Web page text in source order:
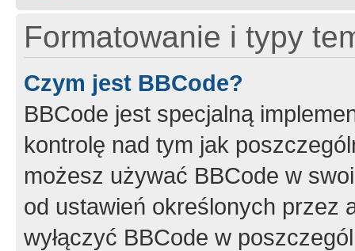
Formatowanie i typy
Czym jest BBCode?
BBCode jest specjalną
kontrolę nad tym jak
możesz używać BBCode w
od ustawień określonych przez
wyłączyć BBCode w